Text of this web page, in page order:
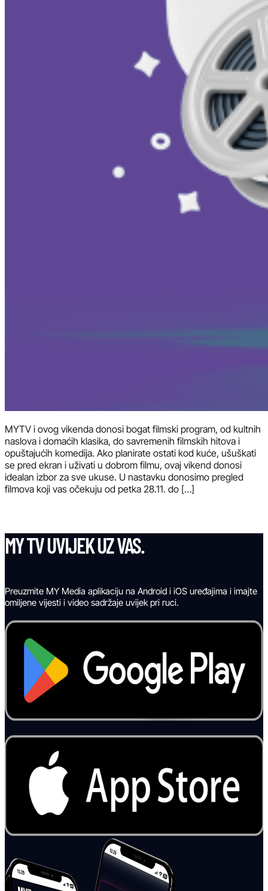
MYTV i ovog vikenda donosi bogat filmski program, od kultnih
naslova i domaćih klasika, do savremenih filmskih hitova i
opuštajućih komedija. Ako planirate ostati kod kuće, ušuškati
se pred ekran i uživati u dobrom filmu, ovaj vikend donosi
idealan izbor za sve ukuse. U nastavku donosimo pregled
filmova koji vas očekuju od petka 28.11. do […]
MY TV UVIJEK UZ VAS.
Preuzmite MY Media aplikaciju na Android i iOS uređajima i imajte
omiljene vijesti i video sadržaje uvijek pri ruci.